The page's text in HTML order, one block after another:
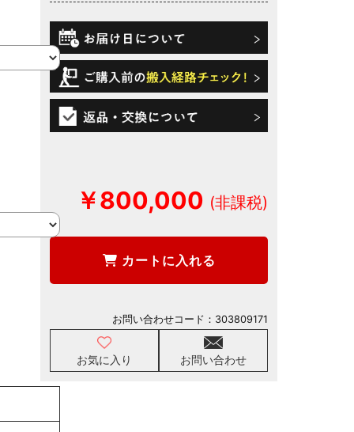
￥800,000
カートに入れる
お気に入り お問い合わせ
お問い合わせコード： 303809171